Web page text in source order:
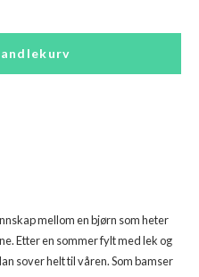
mellom en bjørn som heter
Etter en sommer fylt med lek og
sover helt til våren. Som bamser